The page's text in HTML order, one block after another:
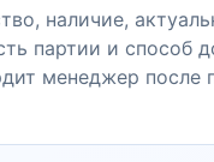
наличие,
партии и способ
менеджер после